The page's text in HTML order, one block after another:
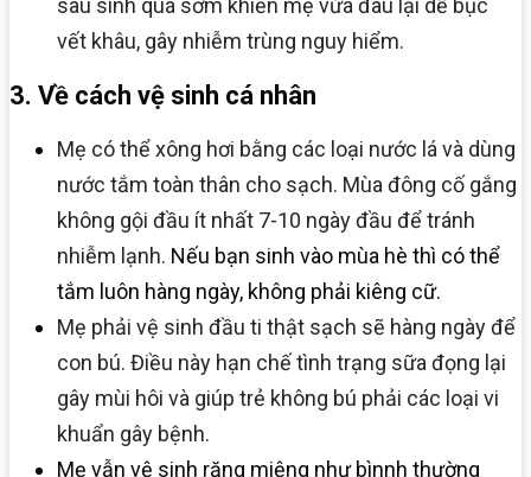
sau sinh quá sớm khiến mẹ vừa đau lại dễ bục
vết khâu, gây nhiễm trùng nguy hiểm.
3. Về cách vệ sinh cá nhân
Mẹ có thể xông hơi bằng các loại nước lá và dùng
nước tắm toàn thân cho sạch. Mùa đông cố gắng
không gội đầu ít nhất 7-10 ngày đầu để tránh
nhiễm lạnh. Nếu bạn sinh vào mùa hè thì có thể
tắm luôn hàng ngày, không phải kiêng cữ.
Mẹ phải vệ sinh đầu ti thật sạch sẽ hàng ngày để
con bú. Điều này hạn chế tình trạng sữa đọng lại
gây mùi hôi và giúp trẻ không bú phải các loại vi
khuẩn gây bệnh.
Mẹ vẫn vệ sinh răng miệng như bìnnh thường